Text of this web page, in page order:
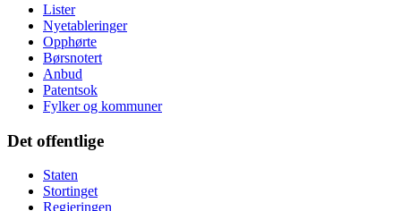
Lister
Nyetableringer
Opphørte
Børsnotert
Anbud
Patentsok
Fylker og kommuner
Det offentlige
Staten
Stortinget
Regjeringen